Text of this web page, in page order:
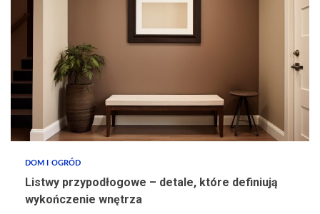
DOM I OGRÓD
Listwy przypodłogowe – detale, które definiują
wykończenie wnętrza